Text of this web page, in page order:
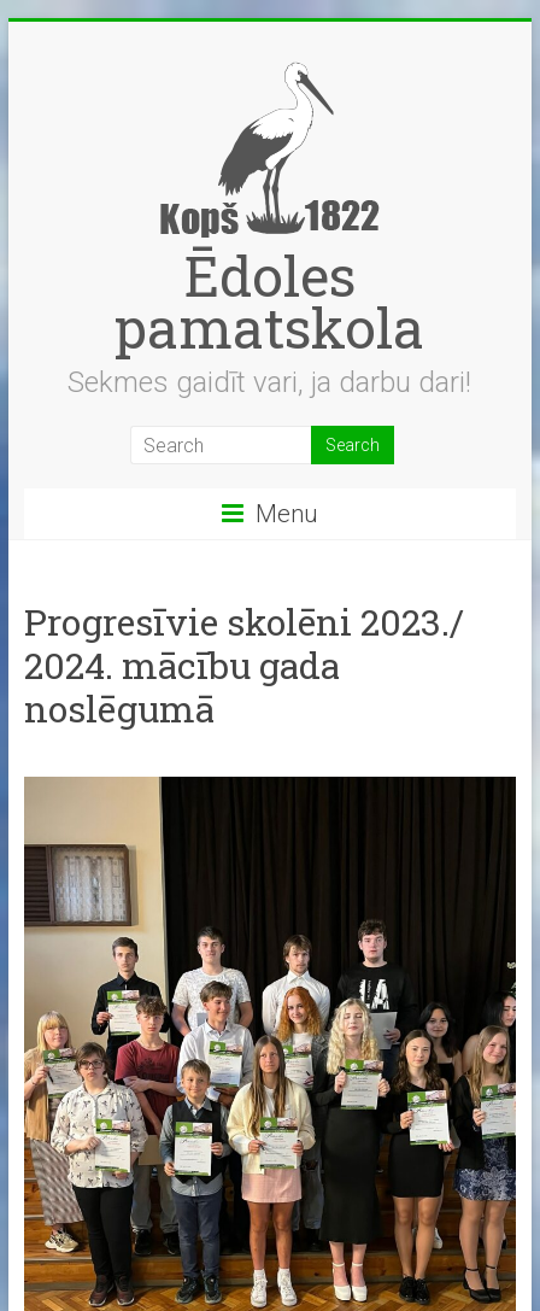
Ēdoles
pamatskola
Sekmes gaidīt vari, ja darbu dari!
Menu
Progresīvie skolēni 2023./
2024. mācību gada
noslēgumā